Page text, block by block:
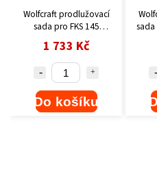
Wolfcraft prodlužovací
sada pro FKS 145
6914000
1 733 Kč
Do košíku